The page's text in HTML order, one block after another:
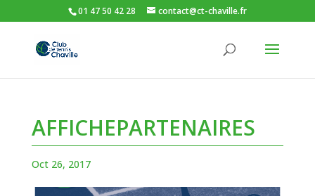
01 47 50 42 28 contact@ct-chaville.fr
AFFICHEPARTENAIRES
Oct 26, 2017